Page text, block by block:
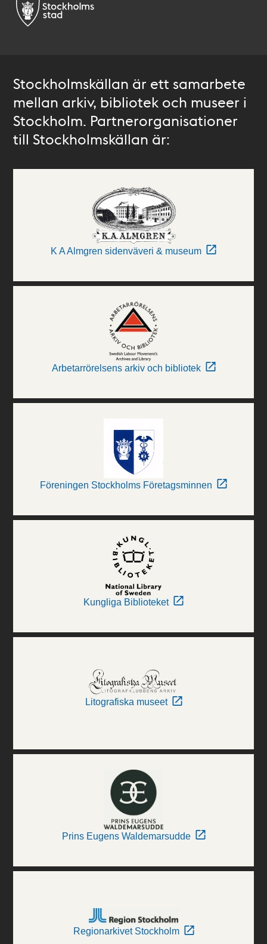
Stockholmskällan är ett samarbete
mellan arkiv, bibliotek och museer i
Stockholm. Partnerorganisationer
till Stockholmskällan är:
K A Almgren sidenväveri & museum
Arbetarrörelsens arkiv och bibliotek
Föreningen Stockholms Företagsminnen
Kungliga Biblioteket
Litografiska museet
Prins Eugens Waldemarsudde
Regionarkivet Stockholm